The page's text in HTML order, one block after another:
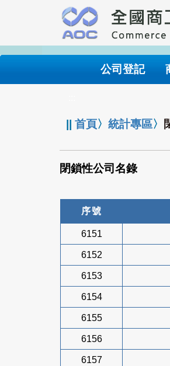
要
內
公司登記
||首頁〉統計專區〉
閉鎖性公司名錄
序號
6151
6152
6153
6154
6155
6156
6157